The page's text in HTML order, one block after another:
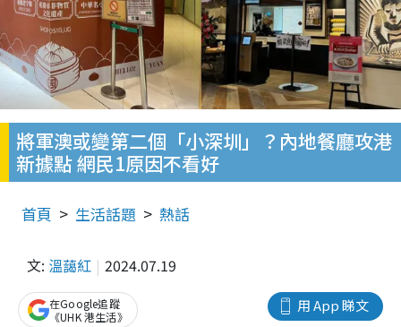
將軍澳或變第二個「小深圳」？內地餐廳攻港
新據點 網民1原因不看好
首頁 生活話題 熱話
文: 溫藹紅 2024.07.19
用 App 睇文
在Google追蹤
《UHK 港生活》